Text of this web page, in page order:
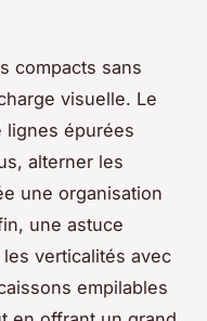
compacts sans
visuelle. Le
lignes épurées
alterner les
une organisation
une astuce
verticalités avec
empilables